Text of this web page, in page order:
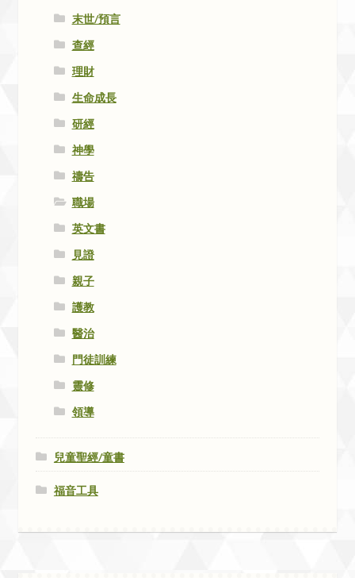
末世/預言
查經
理財
生命成長
研經
神學
禱告
職場
英文書
見證
親子
護教
醫治
門徒訓練
靈修
領導
兒童聖經/童書
福音工具